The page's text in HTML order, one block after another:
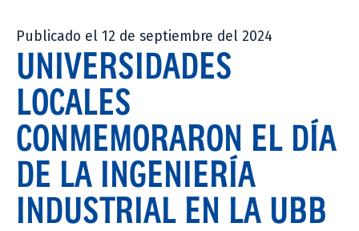
Publicado el 12 de septiembre del 2024
UNIVERSIDADES
LOCALES
CONMEMORARON EL DÍA
DE LA INGENIERÍA
INDUSTRIAL EN LA UBB